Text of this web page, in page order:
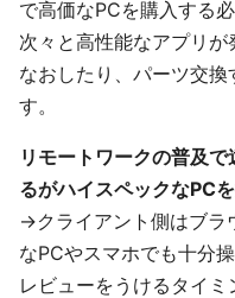
で高価なPCを購入する
次々と高性能なアプリ
なおしたり、パーツ交
す。
リモートワークの普及
るがハイスペックなPC
→クライアント側はブラ
なPCやスマホでも十分操
レビューをうけるタイ